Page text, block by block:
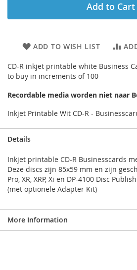
Add to Cart
ADD TO WISH LIST
CD-R inkjet printable white Business
to buy in increments of 100
Recordable media worden niet naar
Inkjet Printable Wit CD-R -
Details
Inkjet printable CD-R Businesscards
Deze discs zijn 85x59 mm en zijn
Pro, XR, XRP, Xi en DP-4100 Disc
(met optionele Adapter Kit)
More Information